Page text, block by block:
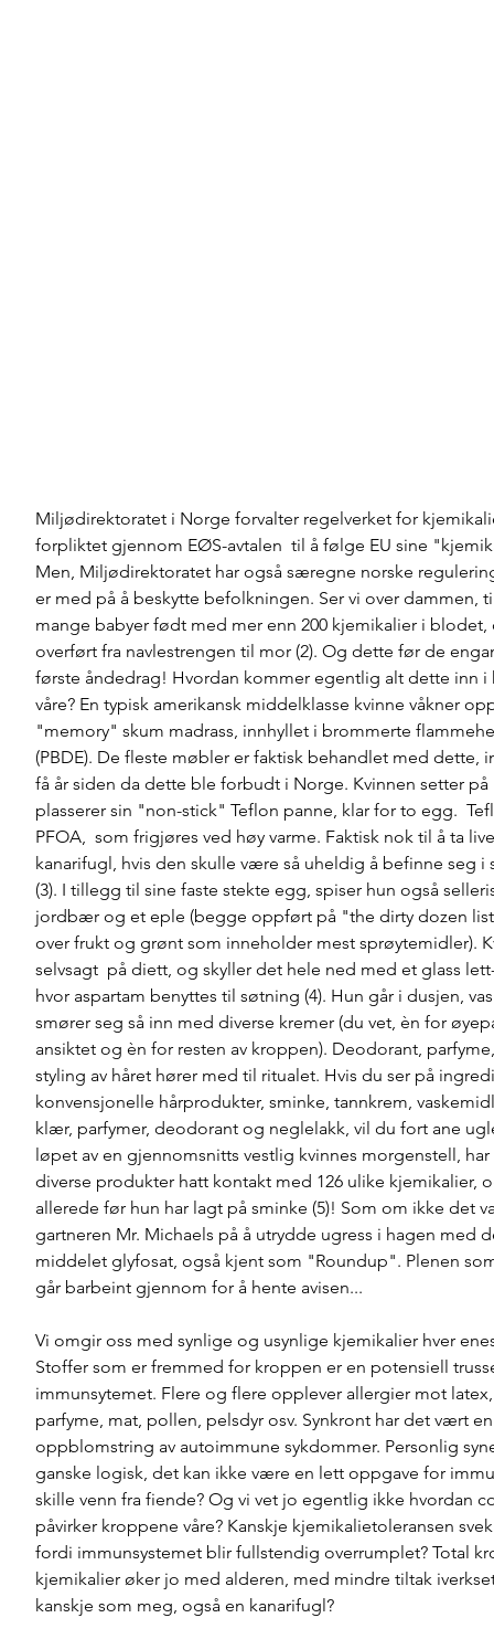
Miljødirektoratet i Norge forvalter regelverket for
forpliktet gjennom EØS-avtalen  til å følge EU sine
Men, Miljødirektoratet har også særegne norske
er med på å beskytte befolkningen. Ser vi over dammen,
mange babyer født med mer enn 200 kjemikalier i
overført fra navlestrengen til mor (2). Og dette før de
første åndedrag! Hvordan kommer egentlig alt dette inn
våre? En typisk amerikansk middelklasse kvinne våkner
"memory" skum madrass, innhyllet i brommerte
(PBDE). De fleste møbler er faktisk behandlet med dette,
få år siden da dette ble forbudt i Norge. Kvinnen setter
plasserer sin "non-stick" Teflon panne, klar for to egg.
PFOA,  som frigjøres ved høy varme. Faktisk nok til å ta
kanarifugl, hvis den skulle være så uheldig å befinne seg i
(3). I tillegg til sine faste stekte egg, spiser hun også
jordbær og et eple (begge oppført på "the dirty dozen
over frukt og grønt som inneholder mest sprøytemidler).
selvsagt  på diett, og skyller det hele ned med et glass
hvor aspartam benyttes til søtning (4). Hun går i dusjen,
smører seg så inn med diverse kremer (du vet, èn for
ansiktet og èn for resten av kroppen). Deodorant,
styling av håret hører med til ritualet. Hvis du ser på
konvensjonelle hårprodukter, sminke, tannkrem,
klær, parfymer, deodorant og neglelakk, vil du fort ane
løpet av en gjennomsnitts vestlig kvinnes morgenstell,
diverse produkter hatt kontakt med 126 ulike kjemikalier,
allerede før hun har lagt på sminke (5)! Som om ikke det
gartneren Mr. Michaels på å utrydde ugress i hagen med
middelet glyfosat, også kjent som "Roundup". Plenen
går barbeint gjennom for å hente avisen...
Vi omgir oss med synlige og usynlige kjemikalier hver
Stoffer som er fremmed for kroppen er en potensiell
immunsytemet. Flere og flere opplever allergier mot
parfyme, mat, pollen, pelsdyr osv. Synkront har det vært
oppblomstring av autoimmune sykdommer. Personlig
ganske logisk, det kan ikke være en lett oppgave for
skille venn fra fiende? Og vi vet jo egentlig ikke hvordan
påvirker kroppene våre? Kanskje kjemikalietoleransen
fordi immunsystemet blir fullstendig overrumplet? Total
kjemikalier øker jo med alderen, med mindre tiltak
kanskje som meg, også en kanarifugl?